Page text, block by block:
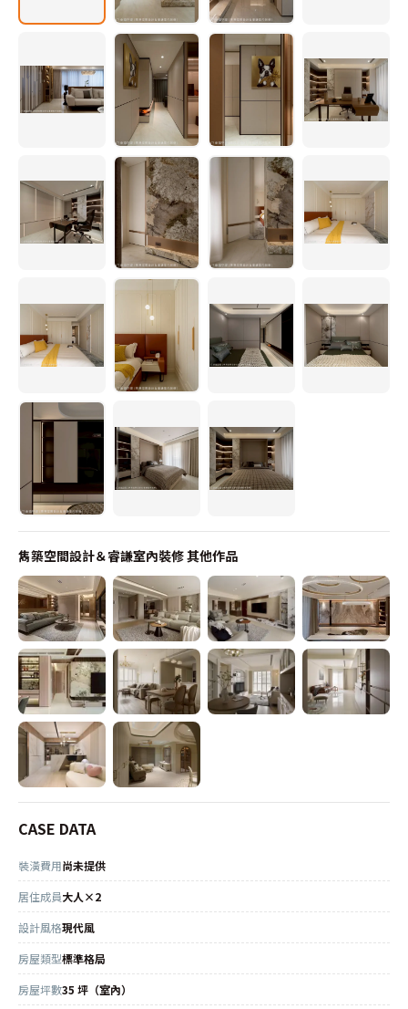
雋築空間設計＆睿謙室內裝修其他作品
CASE DATA
裝潢費用尚未提供
居住成員大人×2
設計風格現代風
房屋類型標準格局
房屋坪數35 坪（室內）